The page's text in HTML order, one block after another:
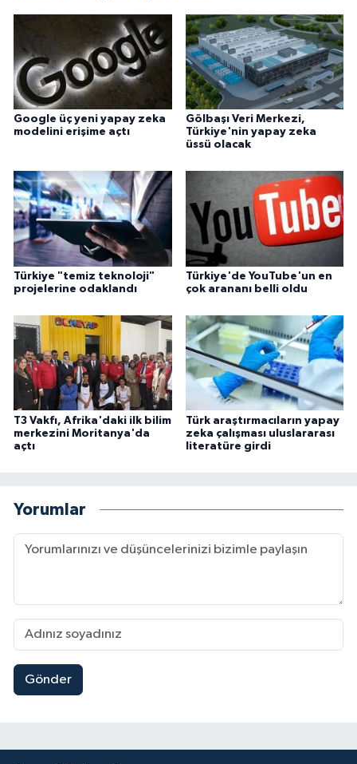
Google üç yeni yapay zeka
modelini erişime açtı
Gölbaşı Veri Merkezi,
Türkiye'nin yapay zeka
üssü olacak
Türkiye "temiz teknoloji"
projelerine odaklandı
Türkiye'de YouTube'un en
çok arananı belli oldu
T3 Vakfı, Afrika'daki ilk bilim
merkezini Moritanya'da
açtı
Türk araştırmacıların yapay
zeka çalışması uluslararası
literatüre girdi
Yorumlar
Gönder